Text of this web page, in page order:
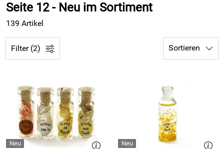
Silber
Barren
Münzen
Besuchen Sie uns
Karriere
Seite 12 - Neu im Sortiment
139 Artikel
Filter (2) Sortieren